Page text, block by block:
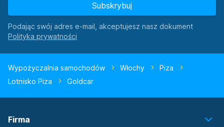
Subskrybuj
Podając swój adres e-mail, akceptujesz nasz dokument
Wypożyczalnia samochodów Włochy
Piza
Lotnisko Piza
Goldcar
Firma